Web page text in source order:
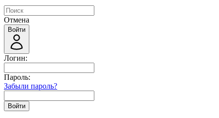
Отмена
Войти
Логин:
Пароль:
Забыли пароль?
Войти